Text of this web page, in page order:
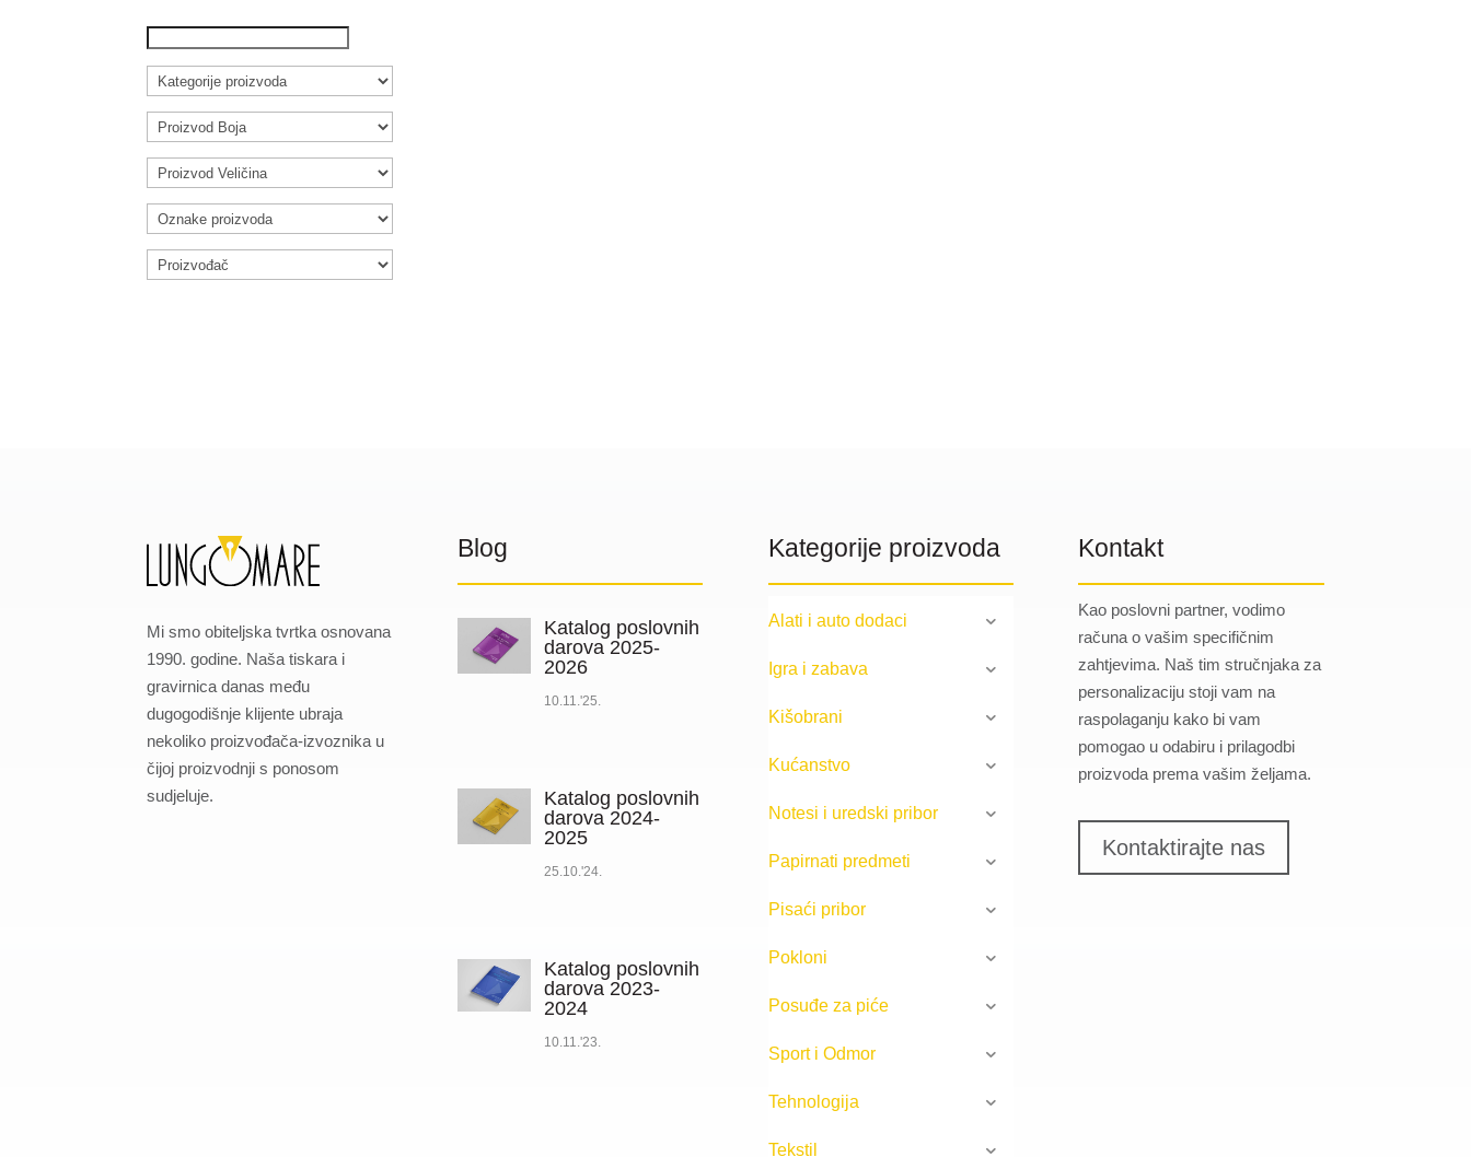
Mi smo obiteljska tvrtka osnovana
1990. godine. Naša tiskara i
gravirnica danas među
dugogodišnje klijente ubraja
nekoliko proizvođača-izvoznika u
čijoj proizvodnji s ponosom
sudjeluje.
Blog
Katalog poslovnih
darova 2025-
2026
10.11.'25.
Katalog poslovnih
darova 2024-
2025
25.10.'24.
Katalog poslovnih
darova 2023-
2024
10.11.'23.
Kategorije proizvoda
Alati i auto dodaci
Igra i zabava
Kišobrani
Kućanstvo
Notesi i uredski pribor
Papirnati predmeti
Pisaći pribor
Pokloni
Posuđe za piće
Sport i Odmor
Tehnologija
Tekstil
Kontakt
Kao poslovni partner, vodimo
računa o vašim specifičnim
zahtjevima. Naš tim stručnjaka za
personalizaciju stoji vam na
raspolaganju kako bi vam
pomogao u odabiru i prilagodbi
proizvoda prema vašim željama.
Kontaktirajte nas